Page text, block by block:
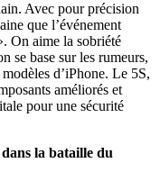
Avec pour précision
que l’événement
On aime la sobriété
se base sur les rumeurs,
d’iPhone. Le 5S,
améliorés et
pour une sécurité
la bataille du